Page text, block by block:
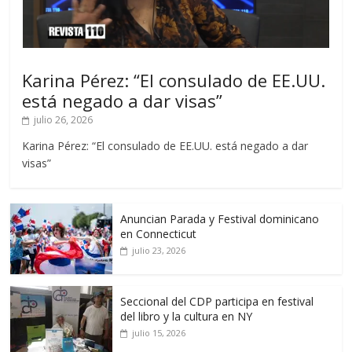
Karina Pérez: “El consulado de EE.UU.
está negado a dar visas”
julio 26, 2026
Karina Pérez: “El consulado de EE.UU. está negado a dar
visas”
Anuncian Parada y Festival dominicano
en Connecticut
julio 23, 2026
Seccional del CDP participa en festival
del libro y la cultura en NY
julio 15, 2026